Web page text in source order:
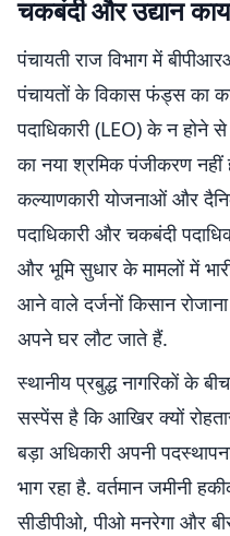
चकबंदी और उद्यान
पंचायती राज विभाग में
पंचायतों के विकास फंड्स का
पदाधिकारी (LEO) के न होने से
का नया श्रमिक पंजीकरण
कल्याणकारी योजनाओं और
पदाधिकारी और चकबंदी
और भूमि सुधार के मामलों में
आने वाले दर्जनों किसान
अपने घर लौट जाते हैं.
स्थानीय प्रबुद्ध नागरिकों के
सस्पेंस है कि आखिर क्यों
बड़ा अधिकारी अपनी
भाग रहा है. वर्तमान जमीनी
सीडीपीओ, पीओ मनरेगा और